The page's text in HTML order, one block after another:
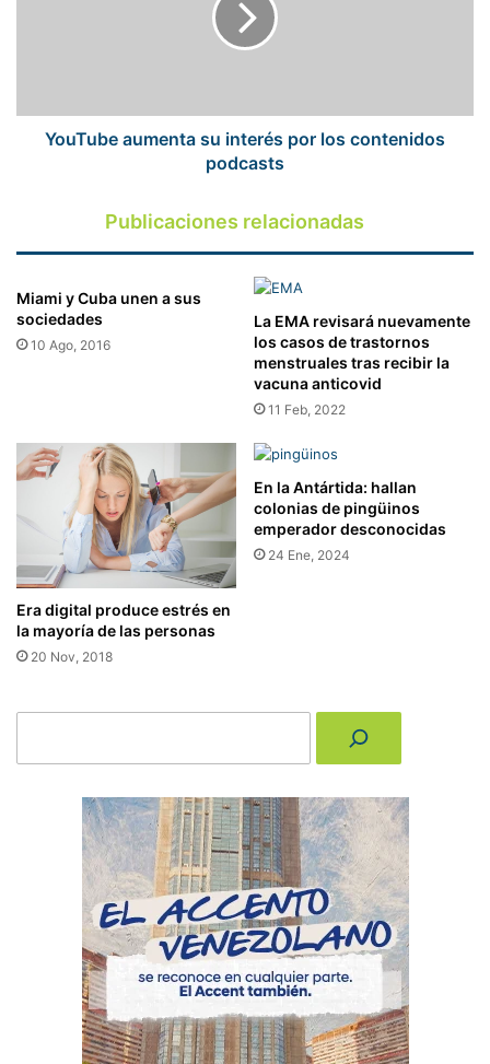
YouTube aumenta su interés por los contenidos
podcasts
Publicaciones relacionadas
Miami y Cuba unen a sus
sociedades
10 Ago, 2016
La EMA revisará nuevamente
los casos de trastornos
menstruales tras recibir la
vacuna anticovid
11 Feb, 2022
Era digital produce estrés en
la mayoría de las personas
20 Nov, 2018
En la Antártida: hallan
colonias de pingüinos
emperador desconocidas
24 Ene, 2024